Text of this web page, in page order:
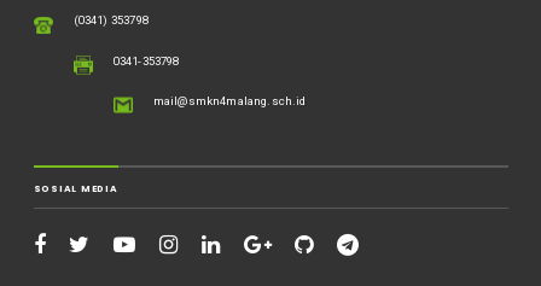
(0341) 353798
0341-353798
mail@smkn4malang.sch.id
SOSIAL MEDIA